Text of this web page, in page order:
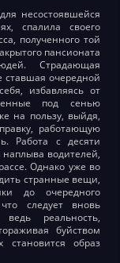
несостоявшейся
спалила своего
полученного той
пансионата
Страдающая
ставшая очередной
избавляясь от
под сенью
на пользу, выйдя,
работающую
Работа с десяти
наплыва водителей,
Однако уже во
странные вещи,
до очередного
следует вновь
реальность,
буйством
образ